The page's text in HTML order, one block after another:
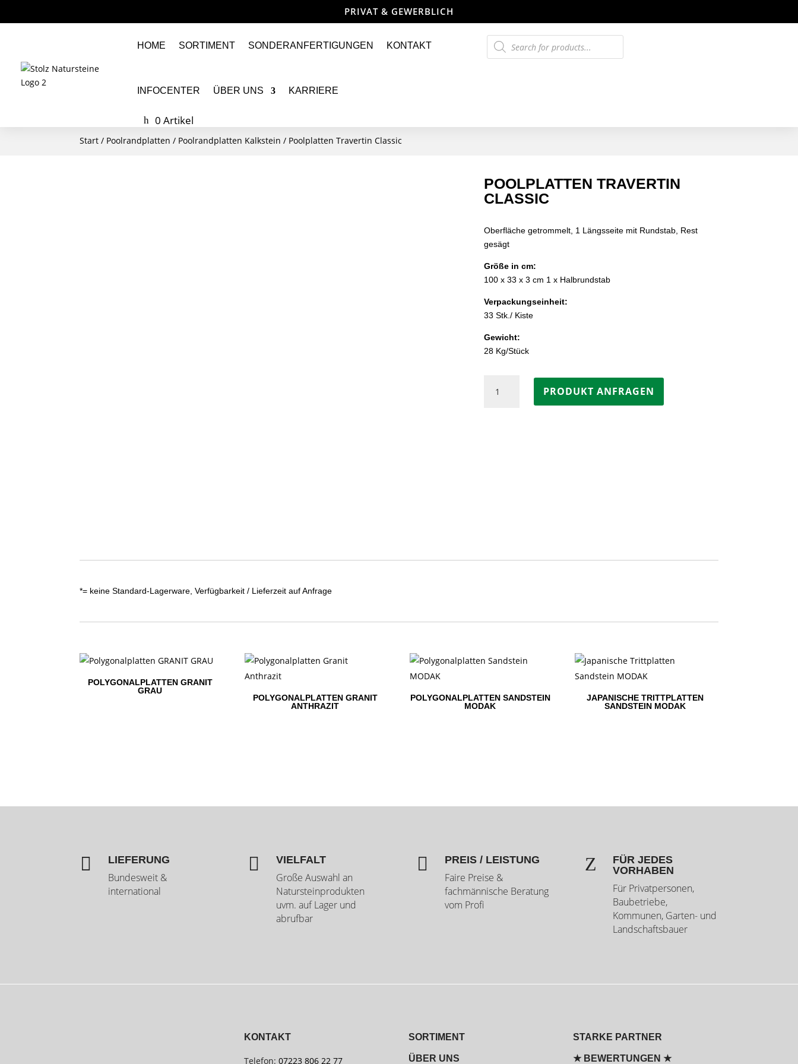
PRIVAT & GEWERBLICH
HOME SORTIMENT SONDERANFERTIGUNGEN KONTAKT
INFOCENTER ÜBER UNS KARRIERE
0 Artikel
Products
search
Start / Poolrandplatten / Poolrandplatten Kalkstein / Poolplatten Travertin Classic
POOLPLATTEN TRAVERTIN
CLASSIC
Oberfläche getrommelt, 1 Längsseite mit Rundstab, Rest
gesägt
Größe in cm:
100 x 33 x 3 cm 1 x Halbrundstab
Verpackungseinheit:
33 Stk./ Kiste
Gewicht:
28 Kg/Stück
Travertin
PRODUKT ANFRAGEN
*= keine Standard-Lagerware, Verfügbarkeit / Lieferzeit auf Anfrage
POLYGONALPLATTEN GRANIT
GRAU
POLYGONALPLATTEN GRANIT
ANTHRAZIT
POLYGONALPLATTEN SANDSTEIN
MODAK
JAPANISCHE TRITTPLATTEN
SANDSTEIN MODAK
 LIEFERUNG
Bundesweit &
international
 VIELFALT
Große Auswahl an
Natursteinprodukten
uvm. auf Lager und
abrufbar
 PREIS / LEISTUNG
Faire Preise &
fachmännische Beratung
vom Profi
Z
FÜR JEDES
VORHABEN
Für Privatpersonen,
Baubetriebe,
Kommunen, Garten- und
Landschaftsbauer
KONTAKT
Telefon:07223 806 22 77
SORTIMENT
ÜBER UNS
STARKE PARTNER
★ BEWERTUNGEN ★